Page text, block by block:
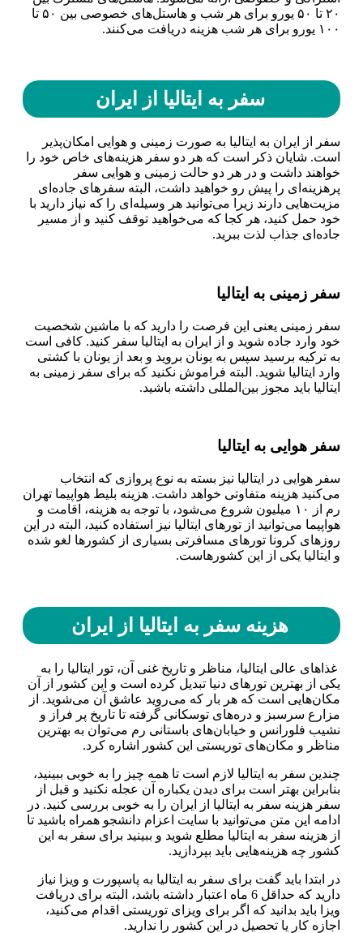
۲۰ تا ۵۰ یورو برای هر شب و هاستل‌های خصوصی بین ۵۰ تا
۱۰۰ یورو برای هر شب هزینه دریافت می‌کنند.
سفر به ایتالیا از ایران
سفر از ایران به ایتالیا به صورت زمینی و هوایی امکان‌پذیر
است. شایان ذکر است که هر دو سفر هزینه‌های خاص خود را
خواهند داشت و در هر دو حالت زمینی و هوایی سفر
پرهزینه‌ای را پیش رو خواهید داشت، البته سفر‌های جاده‌ای
مزیت‌هایی دارند زیرا می‌توانید هر وسیله‌ای را که نیاز دارید با
خود حمل کنید، هر کجا که می‌خواهید توقف کنید و از مسیر
جاده‌ای جذاب لذت ببرید.
سفر زمینی به ایتالیا
سفر زمینی یعنی این فرصت را دارید که با ماشین شخصیت
خود وارد جاده شوید و از ایران به ایتالیا سفر کنید. کافی است
به ترکیه برسید سپس به یونان بروید و بعد از یونان با کشتی
وارد ایتالیا شوید. البته فراموش نکنید که برای سفر زمینی به
ایتالیا باید مجوز بین‌المللی داشته باشید.
سفر هوایی به ایتالیا
سفر هوایی در ایتالیا نیز بسته به نوع پروازی که انتخاب
می‌کنید هزینه متفاوتی خواهد داشت. هزینه بلیط هواپیما تهران
رم از ۱۰ میلیون شروع می‌شود، با توجه به هزینه، اقامت و
هواپیما می‌توانید از تور‌های ایتالیا نیز استفاده کنید، البته در این
روز‌های کرونا تور‌های مسافرتی بسیاری از کشور‌ها لغو شده
و ایتالیا یکی از این کشورهاست.
هزینه سفر به ایتالیا از ایران
غذاهای عالی ایتالیا، مناظر و تاریخ غنی آن، تور ایتالیا را به
یکی از بهترین تورهای دنیا تبدیل کرده است و این کشور از آن
مکان‌هایی است که هر بار که می‌روید عاشق آن می‌شوید. از
مزارع سرسبز و دره‌های توسکانی گرفته تا تاریخ پر فراز و
نشیب فلورانس و خیابان‌های باستانی رم می‌توان به بهترین
مناظر و مکان‌های توریستی این کشور اشاره کرد.
چندین سفر به ایتالیا لازم است تا همه چیز را به خوبی ببینید،
بنابراین بهتر است برای دیدن یکباره آن عجله نکنید و قبل از
سفر هزینه سفر به ایتالیا از ایران را به خوبی بررسی کنید. در
ادامه این متن می‌توانید با سایت اعزام دانشجو همراه باشید تا
از هزینه سفر به ایتالیا مطلع شوید و ببینید برای سفر به این
کشور چه هزینه‌هایی باید بپردازید.
در ابتدا باید گفت برای سفر به ایتالیا به پاسپورت و ویزا نیاز
دارید که حداقل 6 ماه اعتبار داشته باشد، البته برای دریافت
ویزا باید بدانید که اگر برای ویزای توریستی اقدام می‌کنید،
اجازه کار یا تحصیل در این کشور را ندارید.